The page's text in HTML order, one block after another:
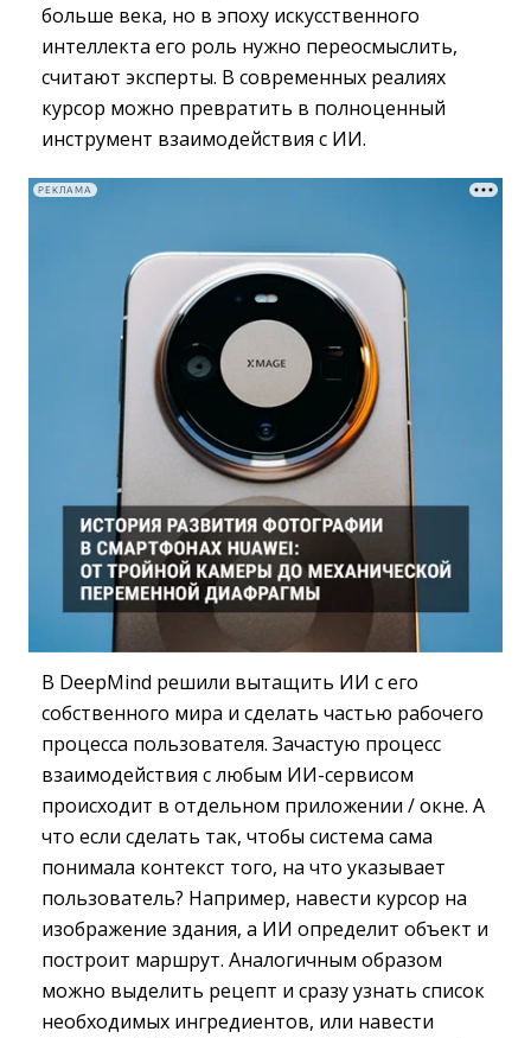
больше века, но в эпоху искусственного
интеллекта его роль нужно переосмыслить,
считают эксперты. В современных реалиях
курсор можно превратить в полноценный
инструмент взаимодействия с ИИ.
РЕКЛАМА
В DeepMind решили вытащить ИИ с его
собственного мира и сделать частью рабочего
процесса пользователя. Зачастую процесс
взаимодействия с любым ИИ-сервисом
происходит в отдельном приложении / окне. А
что если сделать так, чтобы система сама
понимала контекст того, на что указывает
пользователь? Например, навести курсор на
изображение здания, а ИИ определит объект и
построит маршрут. Аналогичным образом
можно выделить рецепт и сразу узнать список
необходимых ингредиентов, или навести